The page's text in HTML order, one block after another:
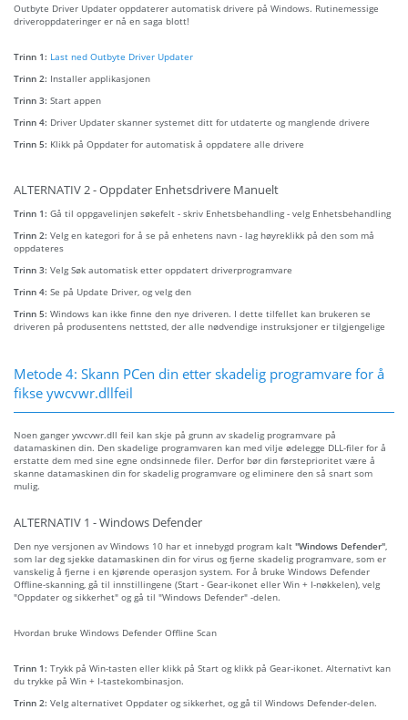
Outbyte Driver Updater oppdaterer automatisk drivere på Windows. Rutinemessige
driveroppdateringer er nå en saga blott!
Trinn 1: Last ned Outbyte Driver Updater
Trinn 2: Installer applikasjonen
Trinn 3: Start appen
Trinn 4: Driver Updater skanner systemet ditt for utdaterte og manglende drivere
Trinn 5: Klikk på Oppdater for automatisk å oppdatere alle drivere
ALTERNATIV 2 - Oppdater Enhetsdrivere Manuelt
Trinn 1: Gå til oppgavelinjen søkefelt - skriv Enhetsbehandling - velg Enhetsbehandling
Trinn 2: Velg en kategori for å se på enhetens navn - lag høyreklikk på den som må
oppdateres
Trinn 3: Velg Søk automatisk etter oppdatert driverprogramvare
Trinn 4: Se på Update Driver, og velg den
Trinn 5: Windows kan ikke finne den nye driveren. I dette tilfellet kan brukeren se
driveren på produsentens nettsted, der alle nødvendige instruksjoner er tilgjengelige
Metode 4: Skann PCen din etter skadelig programvare for å
fikse ywcvwr.dllfeil
Noen ganger ywcvwr.dll feil kan skje på grunn av skadelig programvare på
datamaskinen din. Den skadelige programvaren kan med vilje ødelegge DLL-filer for å
erstatte dem med sine egne ondsinnede filer. Derfor bør din førsteprioritet være å
skanne datamaskinen din for skadelig programvare og eliminere den så snart som
mulig.
ALTERNATIV 1 - Windows Defender
Den nye versjonen av Windows 10 har et innebygd program kalt "Windows Defender"
som lar deg sjekke datamaskinen din for virus og fjerne skadelig programvare, som er
vanskelig å fjerne i en kjørende operasjon system. For å bruke Windows Defender
Offline-skanning, gå til innstillingene (Start - Gear-ikonet eller Win + I-nøkkelen), velg
"Oppdater og sikkerhet" og gå til "Windows Defender" -delen.
Hvordan bruke Windows Defender Offline Scan
Trinn 1: Trykk på Win-tasten eller klikk på Start og klikk på Gear-ikonet. Alternativt kan
du trykke på Win + I-tastekombinasjon.
Trinn 2: Velg alternativet Oppdater og sikkerhet, og gå til Windows Defender-delen.